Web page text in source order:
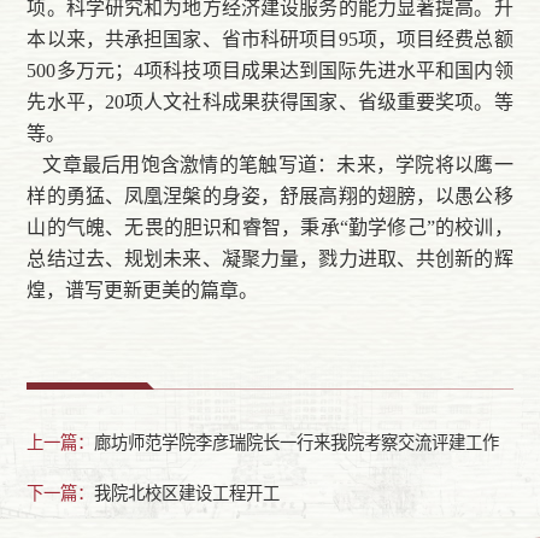
项。科学研究和为地方经济建设服务的能力显著提高。升
本以来，共承担国家、省市科研项目95项，项目经费总额
500多万元；4项科技项目成果达到国际先进水平和国内领
先水平，20项人文社科成果获得国家、省级重要奖项。等
等。
文章最后用饱含激情的笔触写道：未来，学院将以鹰一
样的勇猛、凤凰涅槃的身姿，舒展高翔的翅膀，以愚公移
山的气魄、无畏的胆识和睿智，秉承“勤学修己”的校训，
总结过去、规划未来、凝聚力量，戮力进取、共创新的辉
煌，谱写更新更美的篇章。
上一篇： 廊坊师范学院李彦瑞院长一行来我院考察交流评建工作
下一篇：我院北校区建设工程开工